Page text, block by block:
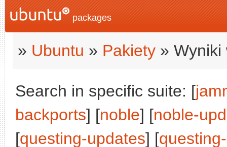
packages
» Ubuntu » Pakiety » Wyniki
Search in specific suite: [
backports] [noble] [noble-
[questing-updates] [